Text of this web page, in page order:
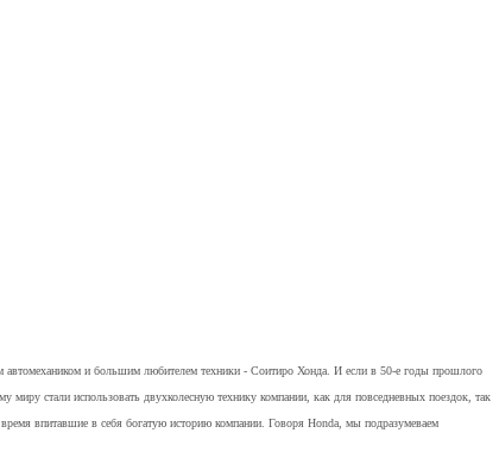
автомехаником и большим любителем техники - Соитиро Хонда. И если в 50-е годы прошлого
стали использовать двухколесную технику компании, как для повседневных поездок, так
впитавшие в себя богатую историю компании. Говоря Honda, мы подразумеваем